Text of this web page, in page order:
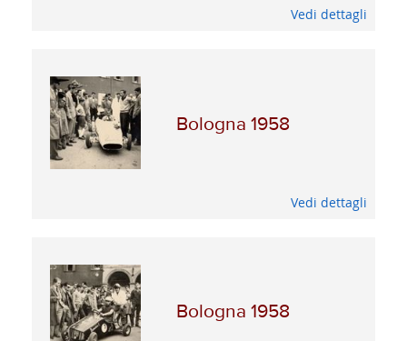
Vedi dettagli
Bologna 1958
Vedi dettagli
Bologna 1958